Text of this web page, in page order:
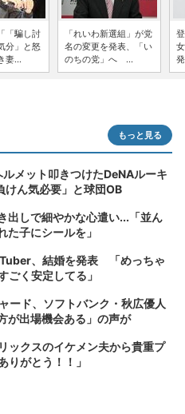
「騙し討
分」と怒
妻...
「れいわ新選組」が党
名の変更を発表、「い
のちの党」へ ...
もっと見る
メット叩きつけたDeNAルーキ
ん気必要」と球団OB
出しで細やかな心遣い...「並ん
た子にシールを」
、結婚を発表 「めっちゃ
ごく安定してる」
ード、ソフトバンク・秋広優人
が出場機会ある」の声が
ックスのイケメン夫から貴重プ
がとう！！」